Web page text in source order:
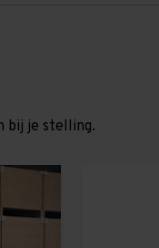
bij je stelling.